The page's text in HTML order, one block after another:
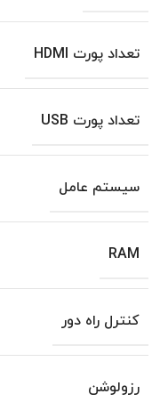
تعداد پورت HDMI
تعداد پورت USB
سیستم عامل
RAM
کنترل راه دور
رزولوشن